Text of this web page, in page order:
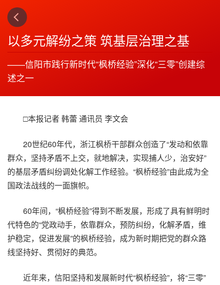
以多元解纷之策 筑基层治理之基
——信阳市践行新时代“枫桥经验”深化“三零”创建综
述之一
□本报记者 韩蕾 通讯员 李文会
20世纪60年代，浙江枫桥干部群众创造了“发动和依靠
群众，坚持矛盾不上交，就地解决，实现捕人少，治安好”
的基层矛盾纠纷调处化解工作经验。“枫桥经验”由此成为全
国政法战线的一面旗帜。
60年间，“枫桥经验”得到不断发展，形成了具有鲜明时
代特色的“党政动手，依靠群众，预防纠纷，化解矛盾，维
护稳定，促进发展”的枫桥经验，成为新时期把党的群众路
线坚持好、贯彻好的典范。
近年来，信阳坚持和发展新时代“枫桥经验”，将“三零”